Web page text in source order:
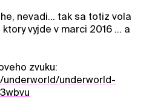
nevadi... tak sa totiz vola
vyjde v marci 2016 ... a
zvuku:
underworld-